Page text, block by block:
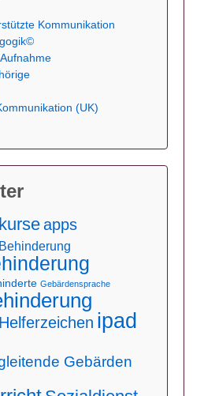
Kommunikation
(UK)
apps
Behinderung
Gebärdensprache
Helferzeichen ipad
Gebärden